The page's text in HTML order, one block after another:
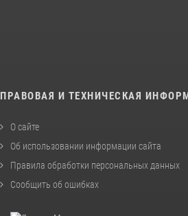
ПРАВОВАЯ И ТЕХНИЧЕСКАЯ
О сайте
Об использовании информации сайта
Правила обработки персональных данных
Сообщить об ошибках